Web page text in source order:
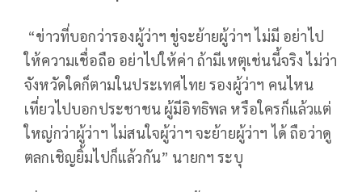
“ข่าวที่บอกว่ารองผู้ว่าฯ ขู่จะย้ายผู้ว่าฯ ไม่มี อย่าไป
ให้ความเชื่อถือ อย่าไปให้ค่า ถ้ามีเหตุเช่นนี้จริง ไม่ว่า
จังหวัดใดก็ตามในประเทศไทย รองผู้ว่าฯ คนไหน
เที่ยวไปบอกประชาชน ผู้มีอิทธิพล หรือใครก็แล้วแต่
ใหญ่กว่าผู้ว่าฯ ไม่สนใจผู้ว่าฯ จะย้ายผู้ว่าฯ ได้ ถือว่าดู
ตลกเชิญยิ้มไปก็แล้วกัน” นายกฯ ระบุ